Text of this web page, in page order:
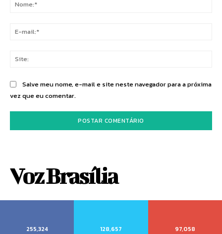
Salve meu nome, e-mail e site neste navegador para a próxima
vez que eu comentar.
Voz Brasília
255,324
128,657
97,058